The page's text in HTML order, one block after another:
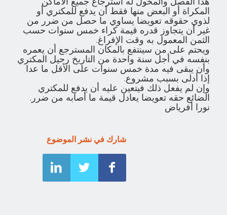
المكراة أو البعض منها فقط أن يدفع للمكتري أو
لذوي حقوقه تعويضا يساوي ما حصل من ضرر من
غير أن يتجاوز قدره قيمة كراء خمس سنوات حسب
الثمن المعمول به وقت الإفراغ.
ويحتم على من سينتفع بالمكان المسترجع أن يعمره
بنفسه في أجل سنة واحدة من التاريخ رحيل المكتري
وأن يبقى فيه مدة خمس سنوات على الأقل ما عدا
إذا أدلى بسبب مشروع.
وإن لم يفعل ذلك فيتعين عليه أن يدفع للمكتري
الضائع حقه تعويضا يعادل قيمة ما أصابه من ضرر.
نورا أفرياض
شارك في نشر الموضوع